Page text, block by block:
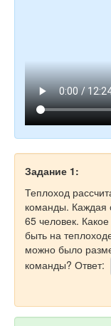
Задание 1:
Теплоход
команды. Каждая
65 человек.
быть на
можно было
команды? Ответ: